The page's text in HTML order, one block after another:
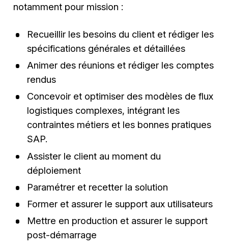
notamment pour mission :
Recueillir les besoins du client et rédiger les
spécifications générales et détaillées
Animer des réunions et rédiger les comptes
rendus
Concevoir et optimiser des modèles de flux
logistiques complexes, intégrant les
contraintes métiers et les bonnes pratiques
SAP.
Assister le client au moment du
déploiement
Paramétrer et recetter la solution
Former et assurer le support aux utilisateurs
Mettre en production et assurer le support
post-démarrage